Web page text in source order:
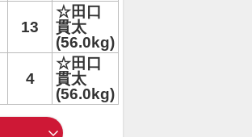
13
☆田口
貫太
(56.0kg)
4
☆田口
貫太
(56.0kg)